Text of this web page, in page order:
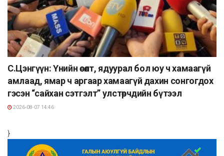
С.Цэнгүүн: Үнийн өсөлт, ядуурал бол юу ч хамаагүй
амлаад, ямар ч аргаар хамаагүй дахин сонгогдох
гэсэн “сайхан сэтгэлт” улстөрчдийн бүтээл
2026-08-07 14:46
}